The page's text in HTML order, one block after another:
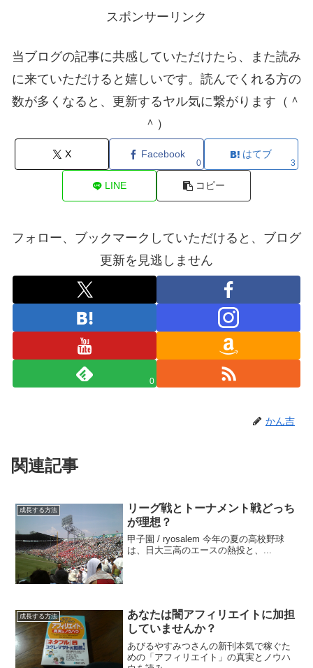
スポンサーリンク
当ブログの記事に共感していただけたら、また読み
に来ていただけると嬉しいです。読んでくれる方の
数が多くなると、更新するヤル気に繋がります（＾
＾）
X Facebook
0
はてブ
3
LINE コピー
フォロー、ブックマークしていただけると、ブログ
更新を見逃しません
0
かん吉
関連記事
成長する方法
リーグ戦とトーナメント戦どっち
が理想？
甲子園 / ryosalem 今年の夏の高校野球
は、日大三高のエースの熱投と、...
成長する方法
あなたは闇アフィリエイトに加担
していませんか？
あびるやすみつさんの新刊本気で稼ぐた
めの「アフィリエイト」の真実とノウハ